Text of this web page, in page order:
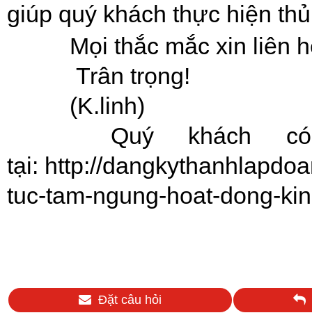
giúp quý khách thực hiện
Mọi thắc mắc xin liên
Trân trọng!
(K.linh)
Quý khách có
tại: http://
tuc-tam-ngung-hoat-dong-
Đặt câu hỏi